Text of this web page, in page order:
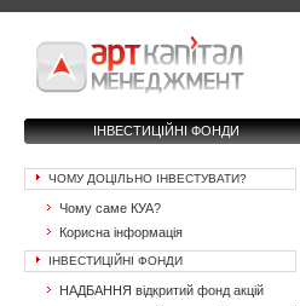
ІНВЕСТИЦІЙНІ ФОНДИ
ЧОМУ ДОЦІЛЬНО ІНВЕСТУВАТИ?
Чому саме КУА?
Корисна інформація
ІНВЕСТИЦІЙНІ ФОНДИ
НАДБАННЯ відкритий фонд акцій